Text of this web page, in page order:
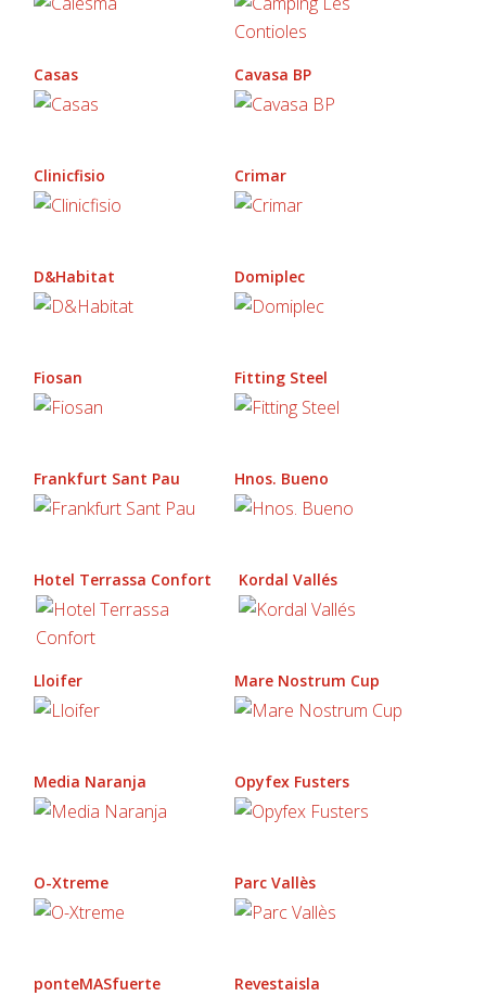
Casas Cavasa BP
Clinicfisio Crimar
D&Habitat Domiplec
Fiosan Fitting Steel
Frankfurt Sant Pau Hnos. Bueno
Hotel Terrassa Confort Kordal Vallés
Lloifer Mare Nostrum Cup
Media Naranja Opyfex Fusters
O-Xtreme Parc Vallès
ponteMASfuerte Revestaisla